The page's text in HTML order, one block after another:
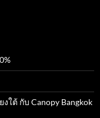
ใต้ กับ Canopy Bangkok